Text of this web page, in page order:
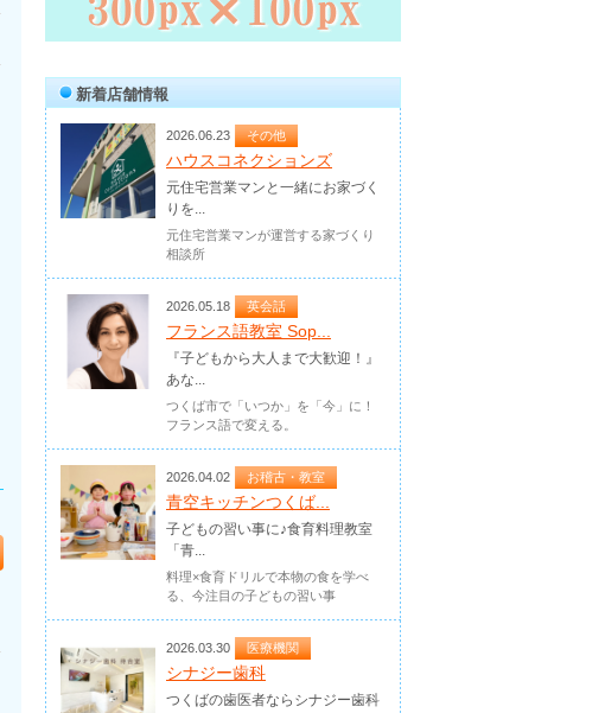
新着店舗情報
2026.06.23 その他
ハウスコネクションズ
元住宅営業マンと一緒にお家づく
りを...
元住宅営業マンが運営する家づくり
相談所
2026.05.18 英会話
フランス語教室 Sop...
『子どもから大人まで大歓迎！』
あな...
つくば市で「いつか」を「今」に！
フランス語で変える。
2026.04.02 お稽古・教室
青空キッチンつくば...
子どもの習い事に♪食育料理教室
「青...
料理×食育ドリルで本物の食を学べ
る、今注目の子どもの習い事
2026.03.30 医療機関
シナジー歯科
つくばの歯医者ならシナジー歯科